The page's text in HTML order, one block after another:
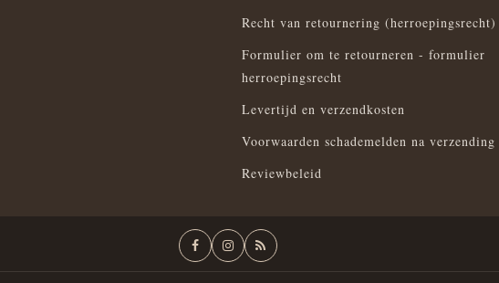
Recht van retournering (herroepingsrecht)
Formulier om te retourneren - formulier
herroepingsrecht
Levertijd en verzendkosten
Voorwaarden schademelden na verzending
Reviewbeleid